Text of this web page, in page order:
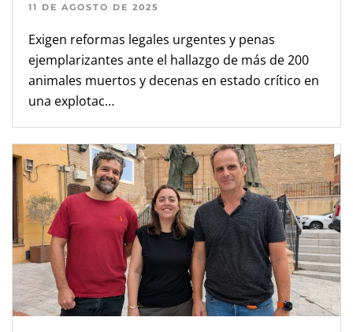
11 DE AGOSTO DE 2025
Exigen reformas legales urgentes y penas
ejemplarizantes ante el hallazgo de más de 200
animales muertos y decenas en estado crítico en
una explotac…